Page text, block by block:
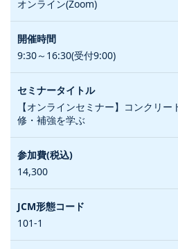
オンライン(Zoom)
9:30～16:30(受付9:00)
【オンラインセミナー】コンクリ
修・補強を学ぶ
14,300
101-1